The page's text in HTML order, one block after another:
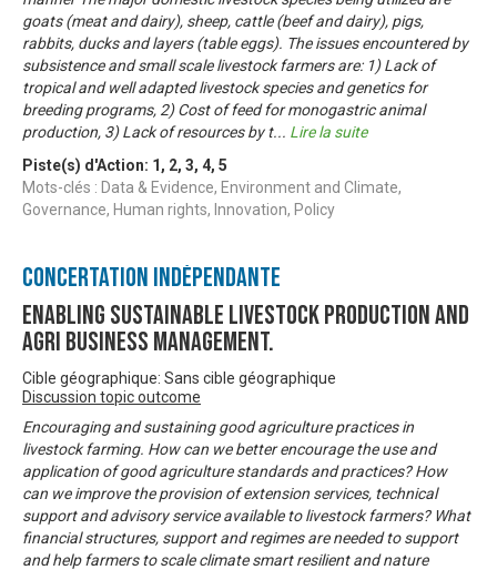
goats (meat and dairy), sheep, cattle (beef and dairy), pigs,
rabbits, ducks and layers (table eggs). The issues encountered by
subsistence and small scale livestock farmers are: 1) Lack of
tropical and well adapted livestock species and genetics for
breeding programs, 2) Cost of feed for monogastric animal
production, 3) Lack of resources by t... Lire la suite
Piste(s) d'Action: 1 , 2, 3, 4, 5
Mots-clés : Data & Evidence, Environment and Climate,
Governance, Human rights, Innovation, Policy
Concertation Indépendante
Enabling Sustainable livestock production and
Agri business management.
Cible géographique: Sans cible géographique
Discussion topic outcome
Encouraging and sustaining good agriculture practices in
livestock farming. How can we better encourage the use and
application of good agriculture standards and practices? How
can we improve the provision of extension services, technical
support and advisory service available to livestock farmers? What
financial structures, support and regimes are needed to support
and help farmers to scale climate smart resilient and nature